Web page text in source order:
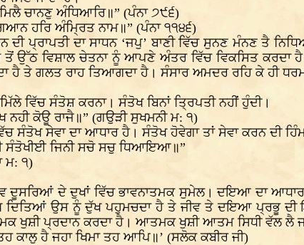
ਚਾਨਣੁ ਅੰਧਿਆਰਿ॥” (ਪੰਨਾ ੭੯੬)
ਹਰਿ ਅੰਮ੍ਰਿਤ ਨਾਮ॥” (ਪੰਨਾ ੧੧੪੬)
ਪ੍ਰਾਪਤੀ ਦਾ ਸਾਧਨ ‘ਜਪੁ’ ਬਾਣੀ ਵਿੱਚ ਸੁਨਣ ਮੰਨਣ ਤੈ
ਉੱਠ ਵਿਸ਼ਾਲ ਚੇਤਨਾ ਨੂੰ ਆਪਣੇ ਅੰਤਰ ਵਿੱਚ ਵਿਕਸਿਤ ਕਰਦਾ
ਹੈ ਤੇ ਗਲਤ ਰਾਹ ਤਿਆਗਦਾ ਹੈ। ਸੰਸਾਰ ਅਮਦਰ ਰਹਿ ਕੇ ਹੀ
ਵਿੱਚ ਸੰਤੋਸ਼ ਕਰਨਾ। ਸੰਤੋਖ ਬਿਨਾਂ ਤ੍ਰਿਪਤੀ ਨਹੀਂ ਹੁੰਦੀ।
ਨਹੀ ਕੋਊ ਰਾਜੈ॥” (ਗਉੜੀ ਸੁਖਮਨੀ ਮ: ੧)
ਸੰਤੋਖ ਸੇਵਾ ਦਾ ਆਧਾਰ ਹੈ। ਸੰਤੋਖ ਹੋਵੇਗਾ ਤਾਂ ਸੇਵਾ ਕਰਨ ਦੀ
ਸੰਤੋਖੀਈ ਜਿਨੀ ਸਚੋ ਸਚੁ ਧਿਆਇਆ॥”
ਮ: ੧)
ਦੇ ਦੁਖਾਂ ਵਿੱਚ ਭਾਵਨਾਤਮਕ ਸੁਮੇਲ। ਦਇਆ ਦਾ
ਦਿਤਿਆਂ ਉਸ ਨੂੰ ਦੁੱਖ ਪਹੁਮਚਦਾ ਹੈ ਤੇ ਜੀਵ ਤੇ ਦਇਆ ਪ੍ਰਭੂ ਦੀ
ਖੁਸ਼ੀ ਪ੍ਰਦਾਨ ਕਰਦਾ ਹੈ। ਆਤਮਕ ਖੁਸ਼ੀ ਆਤਮ ਸਿਧੀ ਵੱਲ ਲੈ
ਕਾਲੁ ਹੈ ਜਹਾ ਖਿਮਾ ਤਹ ਆਪਿ॥’ (ਸਲੋਕ ਕਬੀਰ ਜੀ)